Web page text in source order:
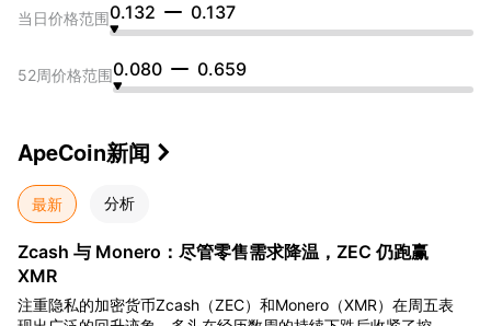
当日价格范围0.132 0.137
52周价格范围0.080 0.659
ApeCoin新闻 
最新 分析
Zcash 与 Monero：尽管零售需求降温，ZEC 仍跑赢
XMR
注重隐私的加密货币Zcash（ZEC）和Monero（XMR）在周五表